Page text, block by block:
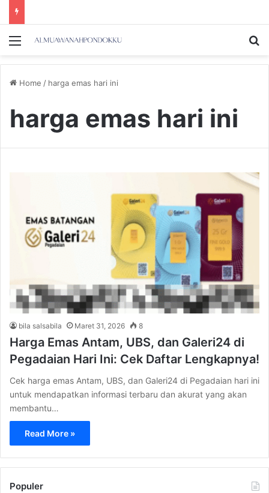
Menu
Home / harga emas hari ini
harga emas hari ini
bila salsabila Maret 31, 2026 8
Harga Emas Antam, UBS, dan Galeri24 di
Pegadaian Hari Ini: Cek Daftar Lengkapnya!
Cek harga emas Antam, UBS, dan Galeri24 di Pegadaian hari ini
untuk mendapatkan informasi terbaru dan akurat yang akan
membantu…
Read More »
Populer